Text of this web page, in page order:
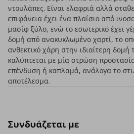
ντουλάπες. Είναι ελαφριά αλλά
επιφάνεια έχει ένα πλαίσιο από
μασίφ ξύλο, ενώ το εσωτερικό έχει
δομή από ανακυκλωμένο χαρτί, το
ανθεκτικό χάρη στην ιδιαίτερη δομή
καλύπτεται με μία στρώση
επένδυση ή καπλαμά, ανάλογα το
αποτέλεσμα.
Συνδυάζεται με